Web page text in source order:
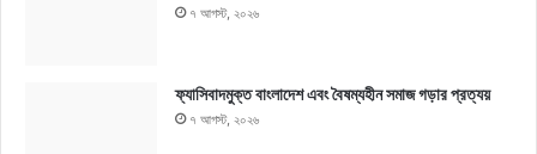
৭ আগস্ট, ২০২৬
ফ্যাসিবাদমুক্ত বাংলাদেশ এবং বৈষম্যহীন সমাজ গড়ার প্রত্যয়
৭ আগস্ট, ২০২৬